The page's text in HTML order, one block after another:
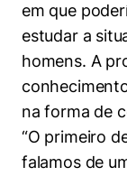
em que
estudar a
homens. A
na forma de
“O primeiro
falamos de